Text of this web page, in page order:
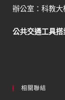
辦公室：科教大
公共交通工具搭
相關聯結